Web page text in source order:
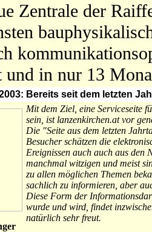
Zentrale der
und in nur 13
Bereits seit dem letzten
Mit dem Ziel, eine Serviceseite
sein, ist lanzenkirchen.at vor
Die "Seite aus dem letzten
Besucher schätzen die
Ereignissen auch auch aus den
manchmal witzigen und meist
zu allen möglichen Themen
sachlich zu informieren, aber
Diese Form der
wurde und wird, findet
natürlich sehr freut.